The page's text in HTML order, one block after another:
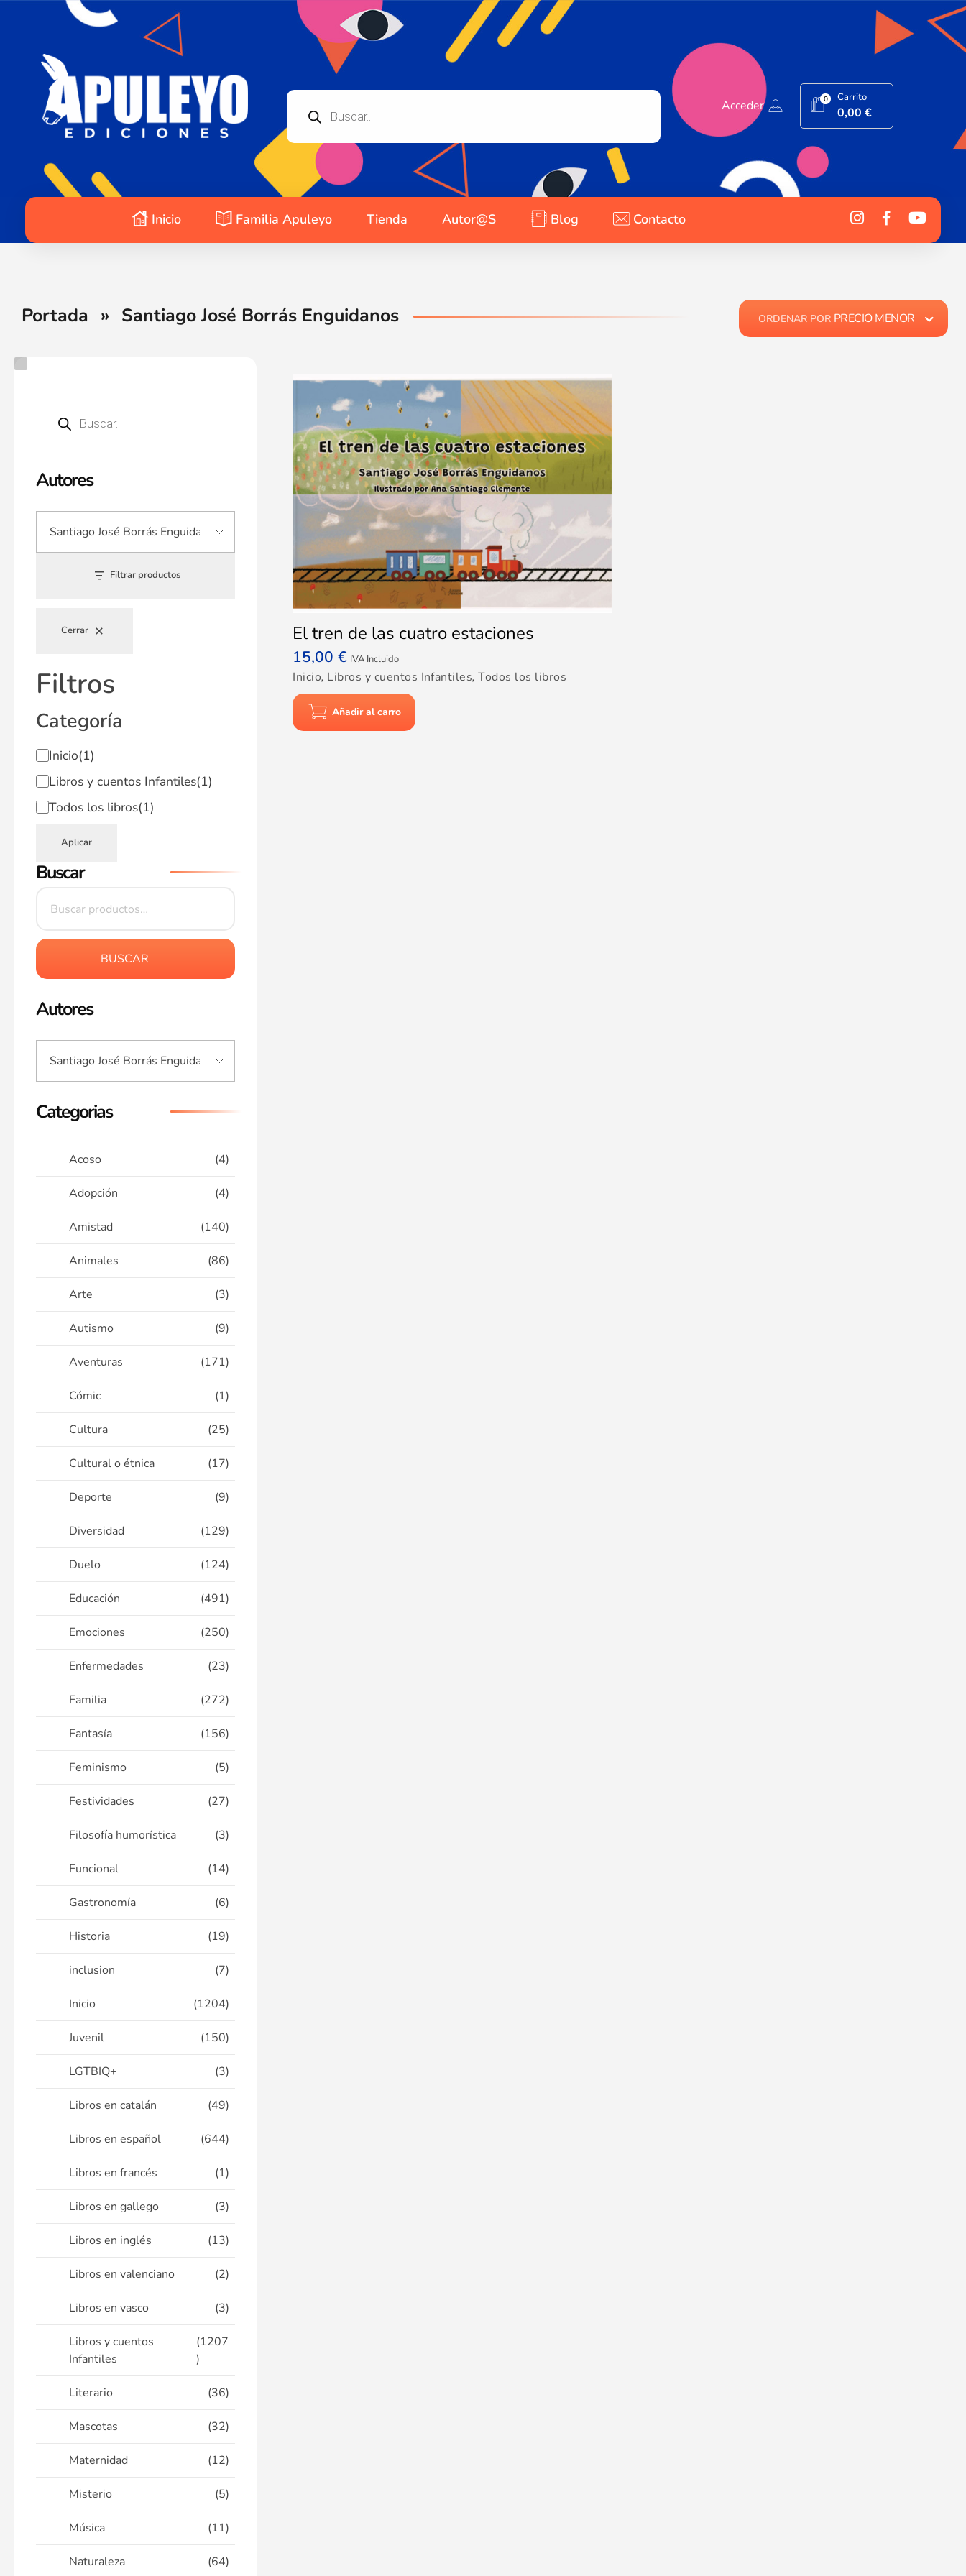
Acceder 0 Carrito
0,00€
Inicio Familia Apuleyo Tienda Autor@s Blog Contacto
Portada » Santiago José Borrás Enguidanos
Autores
Filtrar productos
Cerrar
Filtros
Categoría
Inicio(1)
Libros y cuentos Infantiles(1)
Todos los libros(1)
Aplicar
Buscar
BUSCAR
Autores
Categorias
Acoso (4)
Adopción (4)
Amistad (140)
Animales (86)
Arte (3)
Autismo (9)
Aventuras (171)
Cómic (1)
Cultura (25)
Cultural o étnica (17)
Deporte (9)
Diversidad (129)
Duelo (124)
Educación (491)
Emociones (250)
Enfermedades (23)
Familia (272)
Fantasía (156)
Feminismo (5)
Festividades (27)
Filosofía humorística (3)
Funcional (14)
Gastronomía (6)
Historia (19)
inclusion (7)
Inicio (1204)
Juvenil (150)
LGTBIQ+ (3)
Libros en catalán (49)
Libros en español (644)
Libros en francés (1)
Libros en gallego (3)
Libros en inglés (13)
Libros en valenciano (2)
Libros en vasco (3)
Libros y cuentos
Infantiles
(1207
)
Literario (36)
Mascotas (32)
Maternidad (12)
Misterio (5)
Música (11)
Naturaleza (64)
ORDENAR POR PRECIO MENOR
El tren de las cuatro estaciones
15,00€ IVA Incluido
Inicio, Libros y cuentos Infantiles,Todos los libros
Añadir al carro